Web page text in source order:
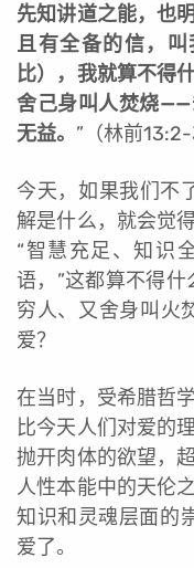
先知讲道之能，也
且有全备的信，
比），我就算不得
舍己身叫人焚烧——
无益。 ”（林前13:2-
今天，如果我们不
解是什么，就会觉
“智慧充足、知识
语，”这都算不得
穷人、又舍身叫火
爱？
在当时，受希腊哲
比今天人们对爱的
抛开肉体的欲望，
人性本能中的天伦
知识和灵魂层面的
爱了。